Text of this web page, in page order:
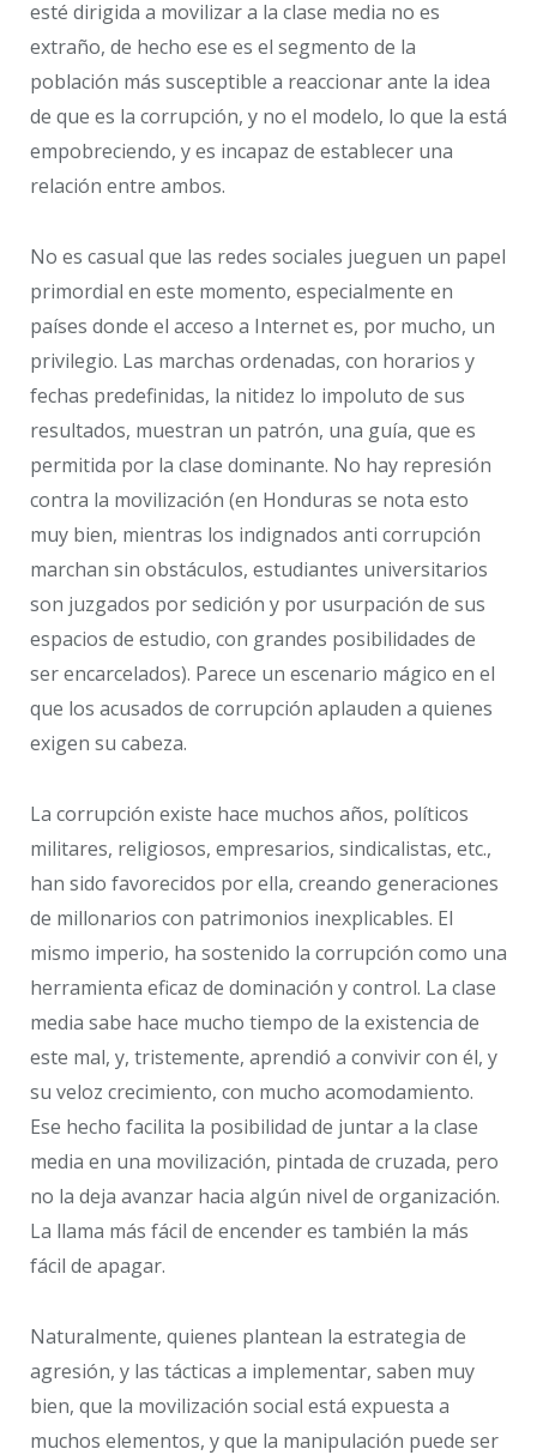
esté dirigida a movilizar a la clase media no es
extraño, de hecho ese es el segmento de la
población más susceptible a reaccionar ante la idea
de que es la corrupción, y no el modelo, lo que la está
empobreciendo, y es incapaz de establecer una
relación entre ambos.
No es casual que las redes sociales jueguen un papel
primordial en este momento, especialmente en
países donde el acceso a Internet es, por mucho, un
privilegio. Las marchas ordenadas, con horarios y
fechas predefinidas, la nitidez lo impoluto de sus
resultados, muestran un patrón, una guía, que es
permitida por la clase dominante. No hay represión
contra la movilización (en Honduras se nota esto
muy bien, mientras los indignados anti corrupción
marchan sin obstáculos, estudiantes universitarios
son juzgados por sedición y por usurpación de sus
espacios de estudio, con grandes posibilidades de
ser encarcelados). Parece un escenario mágico en el
que los acusados de corrupción aplauden a quienes
exigen su cabeza.
La corrupción existe hace muchos años, políticos
militares, religiosos, empresarios, sindicalistas, etc.,
han sido favorecidos por ella, creando generaciones
de millonarios con patrimonios inexplicables. El
mismo imperio, ha sostenido la corrupción como una
herramienta eficaz de dominación y control. La clase
media sabe hace mucho tiempo de la existencia de
este mal, y, tristemente, aprendió a convivir con él, y
su veloz crecimiento, con mucho acomodamiento.
Ese hecho facilita la posibilidad de juntar a la clase
media en una movilización, pintada de cruzada, pero
no la deja avanzar hacia algún nivel de organización.
La llama más fácil de encender es también la más
fácil de apagar.
Naturalmente, quienes plantean la estrategia de
agresión, y las tácticas a implementar, saben muy
bien, que la movilización social está expuesta a
muchos elementos, y que la manipulación puede ser